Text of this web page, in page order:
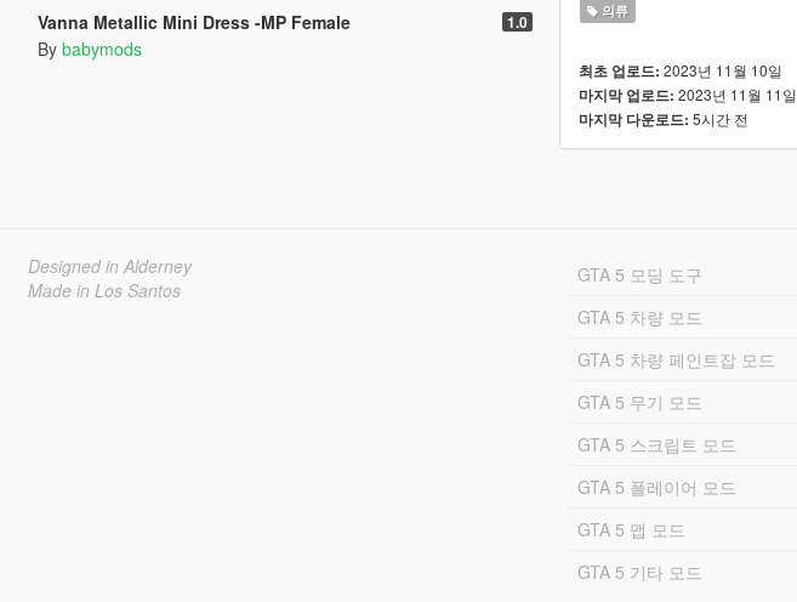
Vanna Metallic Mini Dress -MP Female 1.0
By babymods
의류
최초 업로드: 2023년 11월 10일
마지막 업로드: 2023년 11월 11일
마지막 다운로드: 5시간 전
Designed in Alderney
Made in Los Santos
GTA 5 모딩 도구
GTA 5 차량 모드
GTA 5 차량 페인트잡 모드
GTA 5 무기 모드
GTA 5 스크립트 모드
GTA 5 플레이어 모드
GTA 5 맵 모드
GTA 5 기타 모드